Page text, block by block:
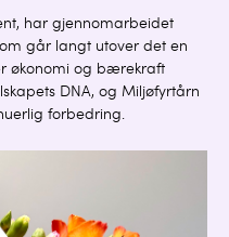
har gjennomarbeidet
går langt utover det en
økonomi og bærekraft
DNA, og Miljøfyrtårn
forbedring.